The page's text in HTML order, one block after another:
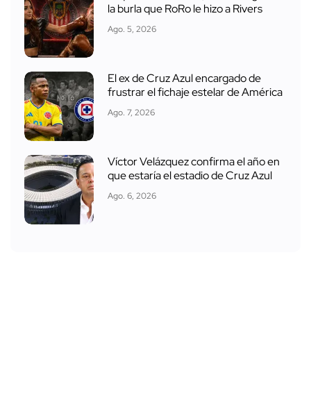
la burla que RoRo le hizo a Rivers
Ago. 5, 2026
El ex de Cruz Azul encargado de
frustrar el fichaje estelar de América
Ago. 7, 2026
Víctor Velázquez confirma el año en
que estaría el estadio de Cruz Azul
Ago. 6, 2026